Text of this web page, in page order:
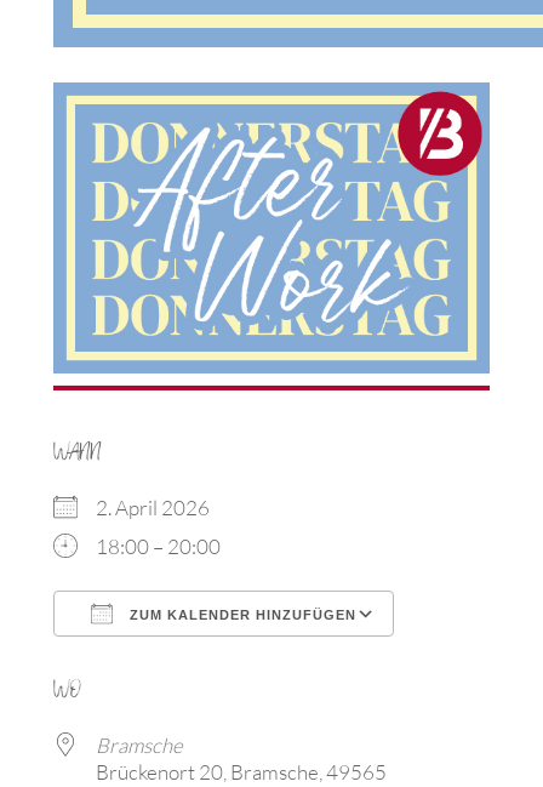
WANN
2. April 2026
18:00 – 20:00
ZUM KALENDER HINZUFÜGEN
WO
Bramsche
Brückenort 20, Bramsche, 49565